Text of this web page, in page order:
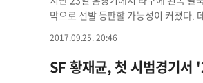
막으로 선발 등판할 가능성이 커졌다. 데이브 로버츠 다저스 감독은 25일 조 패닉의 강한 타구에 다친 류현진이 29.30일 콜로라도 로키스와의 원
는 타박상"이라 발표한바 있다. 이에따라 볼을 쥐는데 통증이 없다면 4~5일후 마운드에 설 것으로 보인다. 그러나 공을 힘껏 잡아채지 못할 경우
다른 투수에게 선발을 내주고 시즌을 마감할수도 있다. 이미 5년 연속 내셔널리그 서부조 우승을 확정
스와의 3연전 선발로 다르빗슈 유-알렉
2017.09.25. 20:46
SF 황재균, 첫 시범경기서